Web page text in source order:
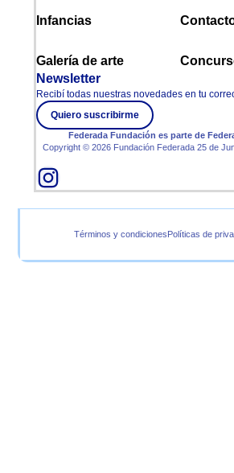
Infancias
Galería de arte
Newsletter
Recibí todas nuestras novedades en tu
Quiero suscribirme
Federada Fundación es parte de
Copyright © 2026 Fundación Federada 25 de
Términos y condicionesPolíticas de